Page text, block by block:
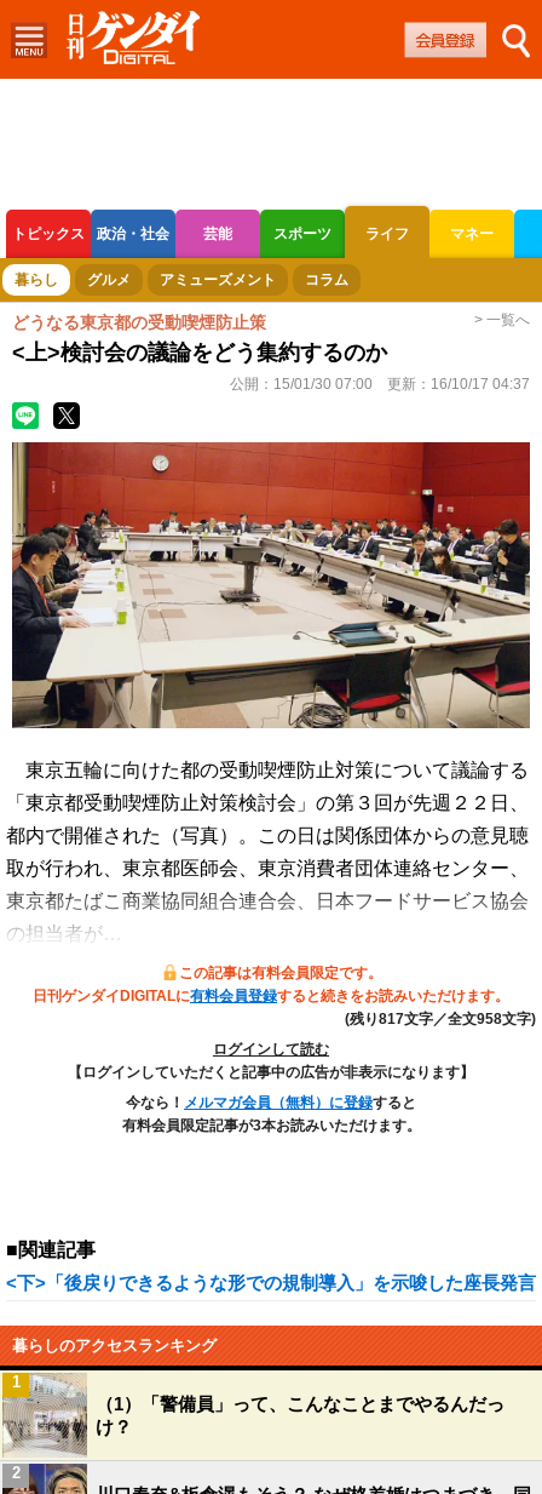
トピックス 政治・社会 芸能 スポーツ ライフ マネー
ボートレース 競輪 オートレース
暮らし グルメ アミューズメント コラム
どうなる東京都の受動喫煙防止策 > 一覧へ
<上>検討会の議論をどう集約するのか
公開： 15/01/30 07:00 更新： 16/10/17 04:37
東京五輪に向けた都の受動喫煙防止対策について議論する
「東京都受動喫煙防止対策検討会」の第３回が先週２２日、
都内で開催された（写真）。この日は関係団体からの意見聴
取が行われ、東京都医師会、東京消費者団体連絡センター、
東京都たばこ商業協同組合連合会、日本フードサービス協会
の担当者が…
この記事は有料会員限定です。
日刊ゲンダイDIGITALに有料会員登録すると続きをお読みいただけます。
(残り817文字／全文958文字)
ログインして読む
【ログインしていただくと記事中の広告が非表示になります】
今なら！ メルマガ会員（無料）に登録すると
有料会員限定記事が3本お読みいただけます。
■関連記事
<下>「後戻りできるような形での規制導入」を示唆した座長発言
暮らしのアクセスランキング
（1）「警備員」って、こんなことまでやるんだっ
け？
1
2